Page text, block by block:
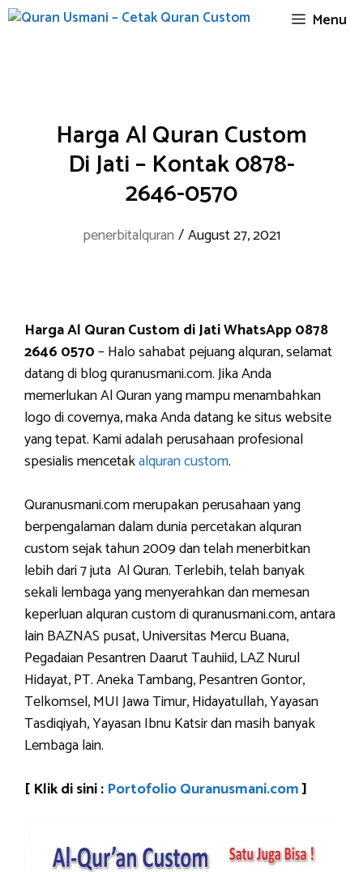
Skip
Menu
Harga Al Quran Custom
Di Jati – Kontak 0878-
2646-0570
penerbitalquran /August 27, 2021
Harga Al Quran Custom di Jati WhatsApp 0878
2646 0570– Halo sahabat pejuang alquran, selamat
datang di blog quranusmani.com. Jika Anda
memerlukan Al Quran yang mampu menambahkan
logo di covernya, maka Anda datang ke situs website
yang tepat. Kami adalah perusahaan profesional
spesialis mencetakalquran custom.
Quranusmani.com merupakan perusahaan yang
berpengalaman dalam dunia percetakan alquran
custom sejak tahun 2009 dan telah menerbitkan
lebih dari 7 juta Al Quran. Terlebih, telah banyak
sekali lembaga yang menyerahkan dan memesan
keperluan alquran custom di quranusmani.com, antara
lain BAZNAS pusat, Universitas Mercu Buana,
Pegadaian Pesantren Daarut Tauhiid, LAZ Nurul
Hidayat, PT. Aneka Tambang, Pesantren Gontor,
Telkomsel, MUI Jawa Timur, Hidayatullah, Yayasan
Tasdiqiyah, Yayasan Ibnu Katsir dan masih banyak
Lembaga lain.
[ Klik di sini : Portofolio Quranusmani.com]